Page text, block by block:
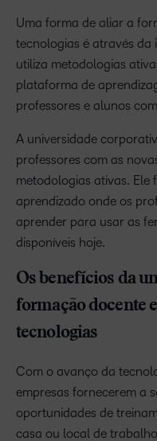
Uma forma de aliar a
tecnologias é através da
utiliza metodologias
plataforma de
professores e alunos
A universidade
professores com as
metodologias ativas.
aprendizado onde os
aprender para usar as
disponíveis hoje.
Os benefícios da
formação docente
tecnologias
Com o avanço da
empresas fornecerem a
oportunidades de
casa ou local de